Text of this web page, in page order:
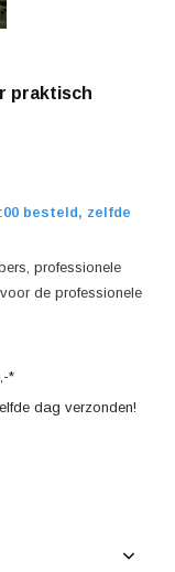
praktisch
besteld, zelfde
professionele
de professionele
*
dag verzonden!